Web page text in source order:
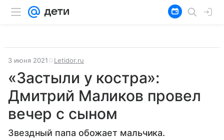
3 июня 2021 Letidor.ru
«Застыли у костра»:
Дмитрий Маликов провел
вечер с сыном
Звездный папа обожает мальчика.